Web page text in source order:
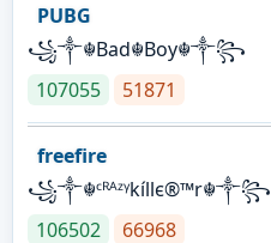
PUBG
꧁༒☬Bad☬Boy☬༒꧂
107055
51871
freefire
꧁༒☬ᶜᴿᴬᶻᵞkíllє®™r☬༒꧂
106502
66968